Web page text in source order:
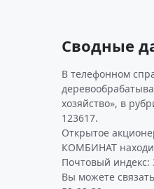
Сводные
В телефонном
хозяйство», в
123617.
Открытое
КОМБИНАТ
Почтовый индекс:
Вы можете